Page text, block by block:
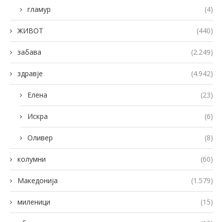
гламур (4)
ЖИВОТ (440)
забава (2.249)
здравје (4.942)
Елена (23)
Искра (6)
Оливер (8)
колумни (60)
Македонија (1.579)
миленици (15)